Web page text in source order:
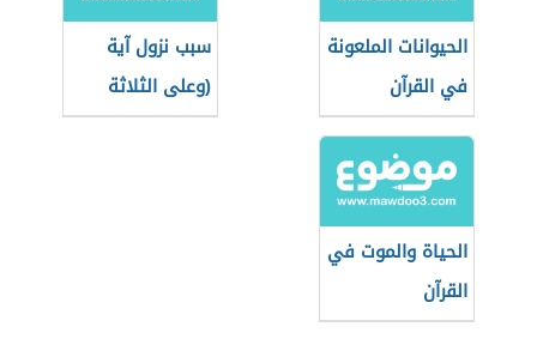
الحيوانات الملعونة
في القرآن
سبب نزول آية
(وعلى الثلاثة
الذين خلفوا)
الحياة والموت في
القرآن